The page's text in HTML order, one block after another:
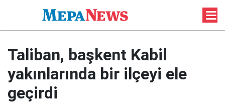
Taliban, başkent Kabil
yakınlarında bir ilçeyi ele
geçirdi